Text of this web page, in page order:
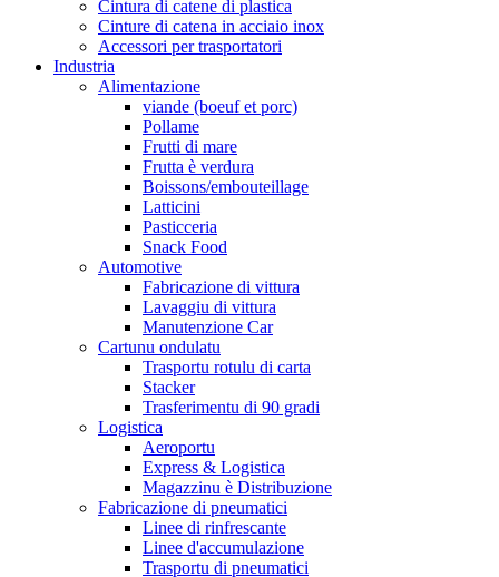
Cintura di catene di plastica
Cinture di catena in acciaio inox
Accessori per trasportatori
Industria
Alimentazione
viande (boeuf et porc)
Pollame
Frutti di mare
Frutta è verdura
Boissons/embouteillage
Latticini
Pasticceria
Snack Food
Automotive
Fabricazione di vittura
Lavaggiu di vittura
Manutenzione Car
Cartunu ondulatu
Trasportu rotulu di carta
Stacker
Trasferimentu di 90 gradi
Logistica
Aeroportu
Express & Logistica
Magazzinu è Distribuzione
Fabricazione di pneumatici
Linee di rinfrescante
Linee d'accumulazione
Trasportu di pneumatici